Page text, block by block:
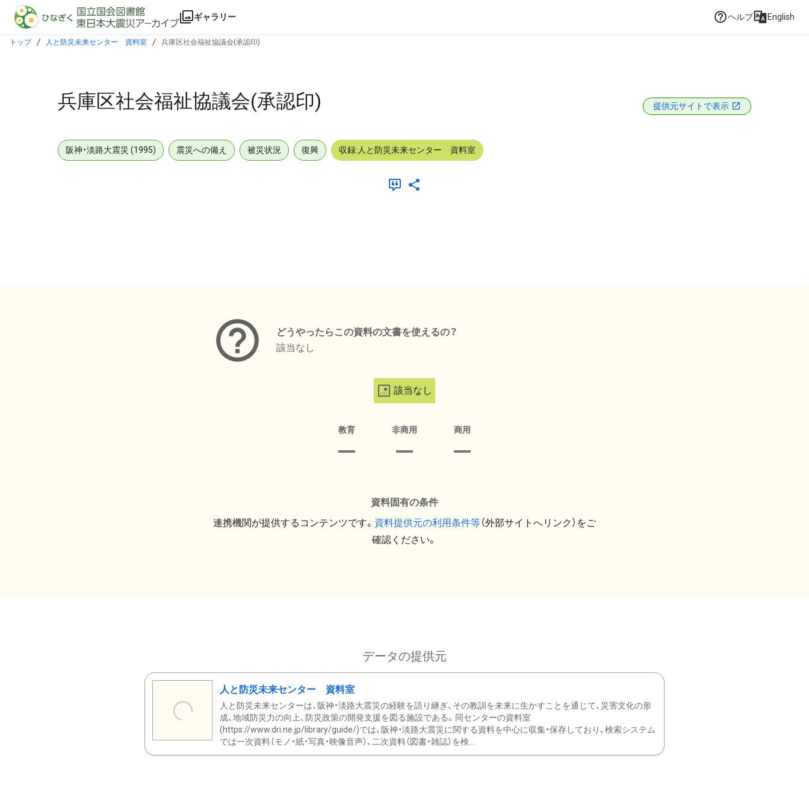
本文に飛ぶ
ギャラリー ヘルプ English
トップ 人と防災未来センター 資料室 兵庫区社会福祉協議会(承認印)
兵庫区社会福祉協議会(承認印) 提供元サイトで表示
阪神・淡路大震災 (1995) 震災への備え 被災状況 復興 収録:人と防災未来センター 資料室
どうやったらこの資料の文書を使えるの？
該当なし
該当なし
教育 非商用 商用
資料固有の条件
連携機関が提供するコンテンツです。 資料提供元の利用条件等（外部サイトへリンク）をご
確認ください。
データの提供元
人と防災未来センター 資料室
人と防災未来センターは、阪神・淡路大震災の経験を語り継ぎ、その教訓を未来に生かすことを通じて、災害文化の形
成、地域防災力の向上、防災政策の開発支援を図る施設である。同センターの資料室
(https://www.dri.ne.jp/library/guide/)では、阪神・淡路大震災に関する資料を中心に収集・保存しており、検索システム
では一次資料（モノ・紙・写真・映像音声）、二次資料（図書・雑誌）を検...